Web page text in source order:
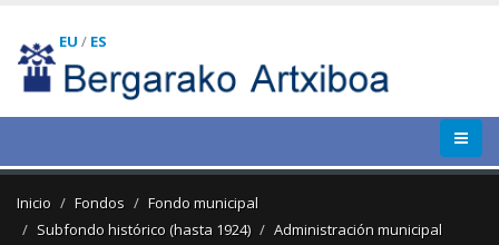
EU / ES
Inicio Fondos
Fondo municipal
Subfondo histórico (hasta 1924)
Administración municipal